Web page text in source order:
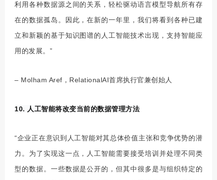
利用各种数据源之间的关系，轻松驱动语言模型导航所有存
在的数据孤岛。因此，在新的一年里，我们将看到各种已建
立和新颖的基于知识图谱的人工智能技术出现，支持智能应
用的发展。”
– Molham Aref，RelationalAI首席执行官兼创始人
10. 人工智能将改变当前的数据管理方法
“企业正在意识到人工智能对其总体价值主张和竞争优势的潜
力。为了实现这一点，人工智能需要接受培训并处理不同类
型的数据。一些数据是公开的，但其中很多是与组织特定的